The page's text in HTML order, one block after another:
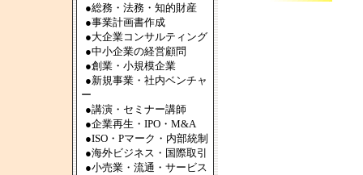
●総務・法務・知的財産
●事業計画書作成
●大企業コンサルティング
●中小企業の経営顧問
●創業・小規模企業
●新規事業・社内ベンチャ
ー
●講演・セミナー講師
●企業再生・IPO・M&A
●ISO・Pマーク・内部統制
●海外ビジネス・国際取引
●小売業・流通・サービス